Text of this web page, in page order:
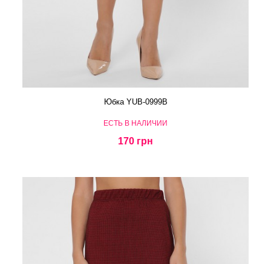
Юбка YUB-0999B
ЕСТЬ В НАЛИЧИИ
170 грн